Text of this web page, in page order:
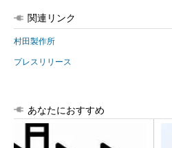
関連リンク
村田製作所
プレスリリース
あなたにおすすめ